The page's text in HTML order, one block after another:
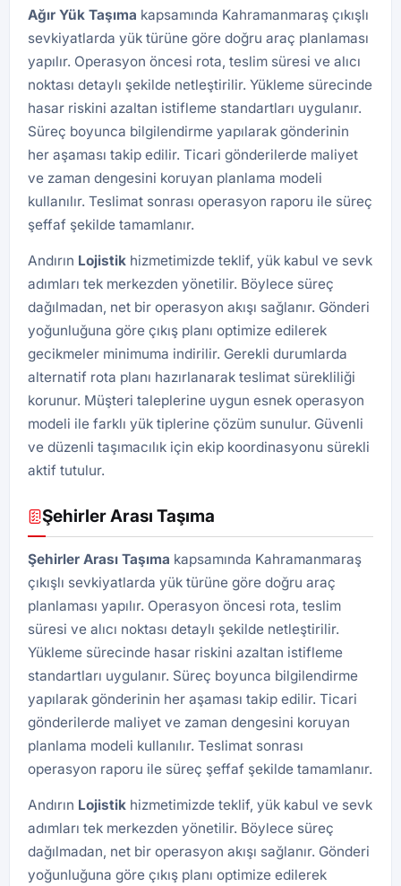
Ağır Yük Taşıma kapsamında Kahramanmaraş çıkışlı
sevkiyatlarda yük türüne göre doğru araç planlaması
yapılır. Operasyon öncesi rota, teslim süresi ve alıcı
noktası detaylı şekilde netleştirilir. Yükleme sürecinde
hasar riskini azaltan istifleme standartları uygulanır.
Süreç boyunca bilgilendirme yapılarak gönderinin
her aşaması takip edilir. Ticari gönderilerde maliyet
ve zaman dengesini koruyan planlama modeli
kullanılır. Teslimat sonrası operasyon raporu ile süreç
şeffaf şekilde tamamlanır.
Andırın Lojistik hizmetimizde teklif, yük kabul ve sevk
adımları tek merkezden yönetilir. Böylece süreç
dağılmadan, net bir operasyon akışı sağlanır. Gönderi
yoğunluğuna göre çıkış planı optimize edilerek
gecikmeler minimuma indirilir. Gerekli durumlarda
alternatif rota planı hazırlanarak teslimat sürekliliği
korunur. Müşteri taleplerine uygun esnek operasyon
modeli ile farklı yük tiplerine çözüm sunulur. Güvenli
ve düzenli taşımacılık için ekip koordinasyonu sürekli
aktif tutulur.
Şehirler Arası Taşıma
Şehirler Arası Taşıma kapsamında Kahramanmaraş
çıkışlı sevkiyatlarda yük türüne göre doğru araç
planlaması yapılır. Operasyon öncesi rota, teslim
süresi ve alıcı noktası detaylı şekilde netleştirilir.
Yükleme sürecinde hasar riskini azaltan istifleme
standartları uygulanır. Süreç boyunca bilgilendirme
yapılarak gönderinin her aşaması takip edilir. Ticari
gönderilerde maliyet ve zaman dengesini koruyan
planlama modeli kullanılır. Teslimat sonrası
operasyon raporu ile süreç şeffaf şekilde tamamlanır.
Andırın Lojistik hizmetimizde teklif, yük kabul ve sevk
adımları tek merkezden yönetilir. Böylece süreç
dağılmadan, net bir operasyon akışı sağlanır. Gönderi
yoğunluğuna göre çıkış planı optimize edilerek